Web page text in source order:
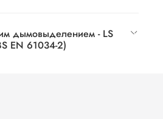
дымовыделением - LS
EN 61034-2)